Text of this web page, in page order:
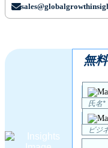
無